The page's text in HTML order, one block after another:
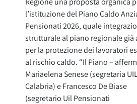
l’istituzione del Piano Caldo
Pensionati 2026, quale
strutturale al piano regionale già
per la protezione dei lavoratori
al rischio caldo. “Il Piano –
Mariaelena Senese (segretaria
Calabria) e Francesco De Biase
(segretario Uil Pensionati